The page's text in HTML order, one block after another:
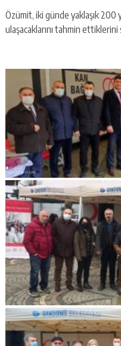
Özümit, iki günde yaklaşık 200
ulaşacaklarını tahmin